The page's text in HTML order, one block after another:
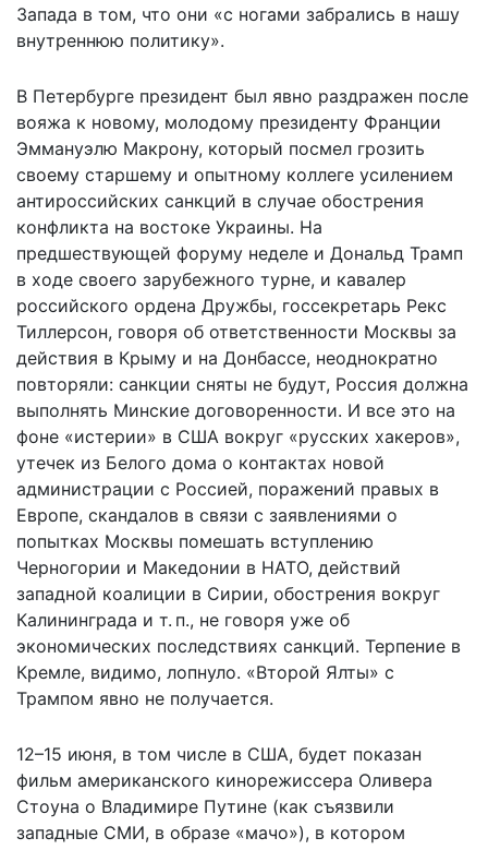
Запада в том, что они «с ногами забрались в нашу
внутреннюю политику».
В Петербурге президент был явно раздражен после
вояжа к новому, молодому президенту Франции
Эммануэлю Макрону, который посмел грозить
своему старшему и опытному коллеге усилением
антироссийских санкций в случае обострения
конфликта на востоке Украины. На
предшествующей форуму неделе и Дональд Трамп
в ходе своего зарубежного турне, и кавалер
российского ордена Дружбы, госсекретарь Рекс
Тиллерсон, говоря об ответственности Москвы за
действия в Крыму и на Донбассе, неоднократно
повторяли: санкции сняты не будут, Россия должна
выполнять Минские договоренности. И все это на
фоне «истерии» в США вокруг «русских хакеров»,
утечек из Белого дома о контактах новой
администрации с Россией, поражений правых в
Европе, скандалов в связи с заявлениями о
попытках Москвы помешать вступлению
Черногории и Македонии в НАТО, действий
западной коалиции в Сирии, обострения вокруг
Калининграда и т. п., не говоря уже об
экономических последствиях санкций. Терпение в
Кремле, видимо, лопнуло. «Второй Ялты» с
Трампом явно не получается.
12–15 июня, в том числе в США, будет показан
фильм американского кинорежиссера Оливера
Стоуна о Владимире Путине (как съязвили
западные СМИ, в образе «мачо»), в котором